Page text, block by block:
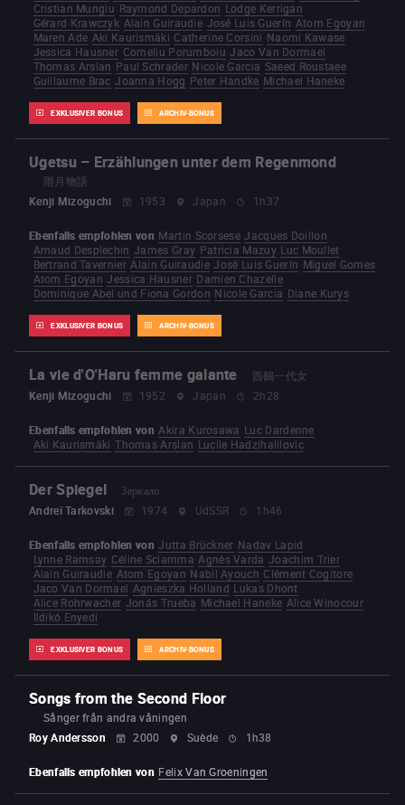
EXKLUSIVER BONUS ARCHIV-BONUS
Cristian Mungiu Raymond Depardon Lodge Kerrigan
Gérard Krawczyk Alain Guiraudie José Luis Guerín Atom Egoyan
Maren Ade Aki Kaurismäki Catherine Corsini Naomi Kawase
Jessica Hausner Corneliu Porumboiu Jaco Van Dormael
Thomas Arslan Paul Schrader Nicole Garcia Saeed Roustaee
Guillaume Brac Joanna Hogg Peter Handke Michael Haneke
Ugetsu – Erzählungen unter dem Regenmond
雨月物語
Kenji Mizoguchi
1953 Japan 1h37
EXKLUSIVER BONUS ARCHIV-BONUS
Ebenfalls empfohlen von Martin Scorsese Jacques Doillon
Arnaud Desplechin James Gray Patricia Mazuy Luc Moullet
Bertrand Tavernier Alain Guiraudie José Luis Guerín Miguel Gomes
Atom Egoyan Jessica Hausner Damien Chazelle
Dominique Abel und Fiona Gordon Nicole Garcia Diane Kurys
La vie d'O'Haru femme galante
西鶴一代女
Kenji Mizoguchi
1952 Japan 2h28
Ebenfalls empfohlen von Akira Kurosawa Luc Dardenne
Aki Kaurismäki Thomas Arslan Lucile Hadzihalilovic
Der Spiegel
Зеркало
Andreï Tarkovski
1974 UdSSR 1h46
EXKLUSIVER BONUS ARCHIV-BONUS
Ebenfalls empfohlen von Jutta Brückner Nadav Lapid
Lynne Ramsay Céline Sciamma Agnès Varda Joachim Trier
Alain Guiraudie Atom Egoyan Nabil Ayouch Clément Cogitore
Jaco Van Dormael Agnieszka Holland Lukas Dhont
Alice Rohrwacher Jonás Trueba Michael Haneke Alice Winocour
Ildikó Enyedi
Songs from the Second Floor
Sånger från andra våningen
Roy Andersson
2000 Suède 1h38
Ebenfalls empfohlen von Felix Van Groeningen